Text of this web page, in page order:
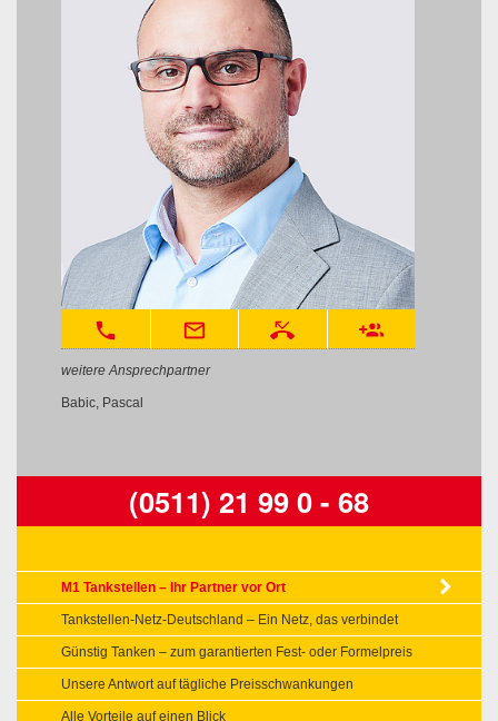
phone mail_outline phone_missed group_add
weitere Ansprechpartner
Babic, Pascal
(0511) 21 99 0 - 68
M1 Tankstellen – Ihr Partner vor Ort
Tankstellen-Netz-Deutschland – Ein Netz, das verbindet
Günstig Tanken – zum garantierten Fest- oder Formelpreis
Unsere Antwort auf tägliche Preisschwankungen
Alle Vorteile auf einen Blick